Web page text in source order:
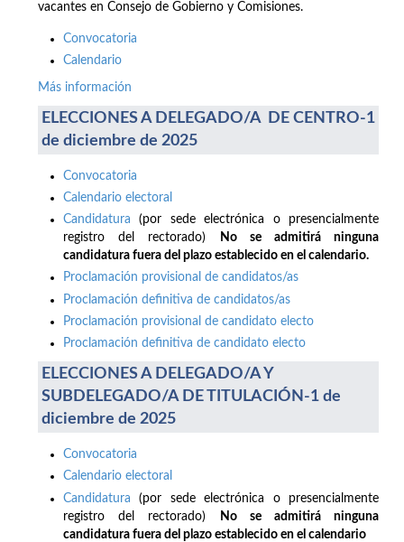
vacantes en Consejo de Gobierno y Comisiones.
Convocatoria
Calendario
Más información
ELECCIONES A DELEGADO/A DE CENTRO-1
de diciembre de 2025
Convocatoria
Calendario electoral
Candidatura (por sede electrónica o presencialmente
registro del rectorado)
No se admitirá ninguna
candidatura fuera del plazo establecido en el calendario.
Proclamación provisional de candidatos/as
Proclamación definitiva de candidatos/as
Proclamación provisional de candidato electo
Proclamación definitiva de candidato electo
ELECCIONES A DELEGADO/A Y
SUBDELEGADO/A DE TITULACIÓN-1 de
diciembre de 2025
Convocatoria
Calendario electoral
Candidatura (por sede electrónica o presencialmente
registro del rectorado)
No se admitirá ninguna
candidatura fuera del plazo establecido en el calendario